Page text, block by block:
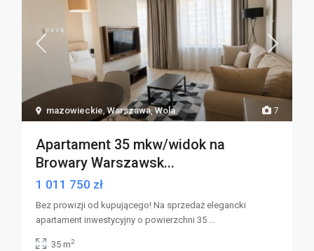
7
mazowieckie,Warszawa,Wola
Apartament 35 mkw/widok na
Browary Warszawsk...
1 011 750 zł
Bez prowizji od kupującego! Na sprzedaż elegancki
apartament inwestycyjny o powierzchni 35 ...
35 m2